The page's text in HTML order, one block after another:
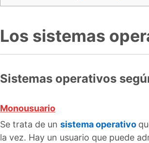
Los sistemas
Sistemas operativos
Monousuario
Se trata de un sistema operativo
la vez. Hay un usuario que puede